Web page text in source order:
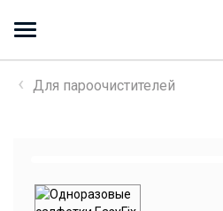
Для пароочистителей